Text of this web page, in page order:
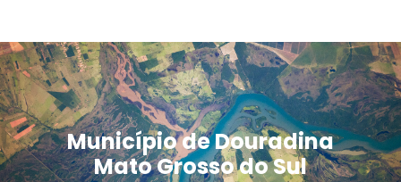
Município de Douradina
Mato Grosso do Sul